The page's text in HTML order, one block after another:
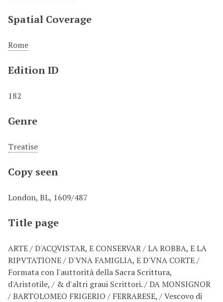
Spatial Coverage
Rome
Edition ID
182
Genre
Treatise
Copy seen
London, BL, 1609/487
Title page
ARTE / D'ACQVISTAR, E CONSERVAR / LA ROBBA, E LA
RIPVTATIONE / D'VNA FAMIGLIA, E D'VNA CORTE /
Formata con l'auttorità della Sacra Scrittura,
d'Aristotile, / & d'altri graui Scrittori. / DA MONSIGNOR
/ BARTOLOMEO FRIGERIO / FERRARESE, / Vescovo di